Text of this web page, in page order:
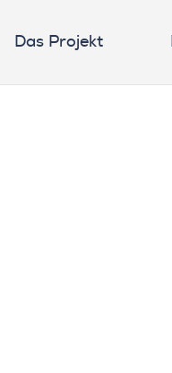
Das Projekt